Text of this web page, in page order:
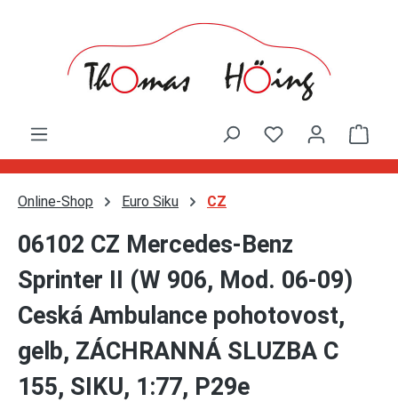
Online-Shop Euro Siku CZ
06102 CZ Mercedes-Benz
Sprinter II (W 906, Mod. 06-09)
Ceská Ambulance pohotovost,
gelb, ZÁCHRANNÁ SLUZBA C
155, SIKU, 1:77, P29e